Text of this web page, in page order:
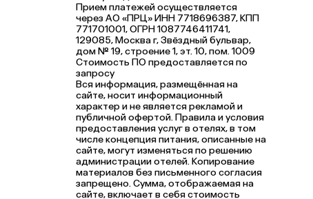
Прием платежей осуществляется
через АО «ПРЦ» ИНН 7718696387, КПП
771701001, ОГРН 1087746411741,
129085, Москва г, Звёздный бульвар,
дом № 19, строение 1, эт. 10, пом. 1009
Стоимость ПО предоставляется по
запросу
Вся информация, размещённая на
сайте, носит информационный
характер и не является рекламой и
публичной офертой. Правила и условия
предоставления услуг в отелях, в том
числе концепция питания, описанные на
сайте, могут изменяться по решению
администрации отелей. Копирование
материалов без письменного согласия
запрещено. Сумма, отображаемая на
сайте, включает в себя стоимость